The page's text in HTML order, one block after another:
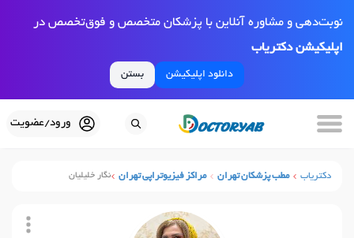
نوبت‌دهی و مشاوره آنلاین با پزشکان متخصص و فوق‌تخصص در
اپلیکیشن دکتریاب
دانلود اپلیکیشن بستن
ورود/عضویت
دکتریاب مطب پزشکان تهران مراکز فیزیوتراپی تهران نگار خلیلیان